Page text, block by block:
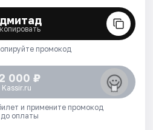
промокод
000 ₽
Kassir.ru
и примените промокод
до оплаты